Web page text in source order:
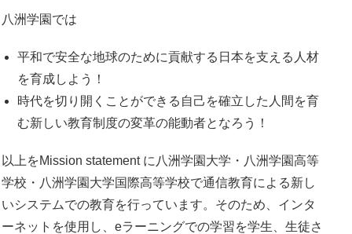
八洲学園では
平和で安全な地球のために貢献する日本を支える人材
を育成しよう！
時代を切り開くことができる自己を確立した人間を育
む新しい教育制度の変革の能動者となろう！
以上をMission statement に八洲学園大学・八洲学園高等
学校・八洲学園大学国際高等学校で通信教育による新し
いシステムでの教育を行っています。そのため、インタ
ーネットを使用し、eラーニングでの学習を学生、生徒さ